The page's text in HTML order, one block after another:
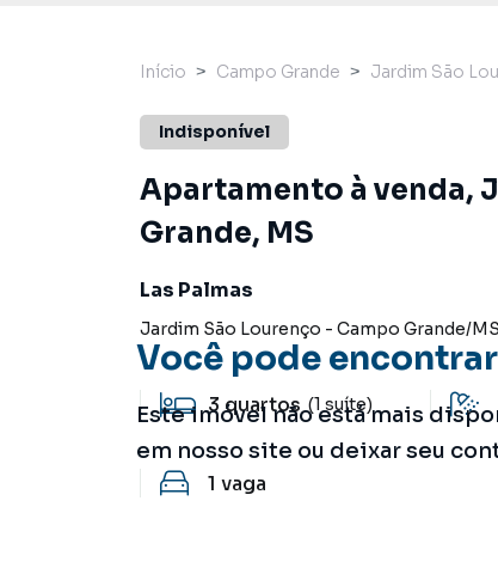
Você pode
Este imóvel não está mais
em nosso site ou deixar seu
Início Campo Grande Jardim São
Indisponível
Apartamento à venda,
Grande, MS
Las Palmas
Jardim São Lourenço - Campo Grande/MS
3 quartos (1 suíte)
1 vaga